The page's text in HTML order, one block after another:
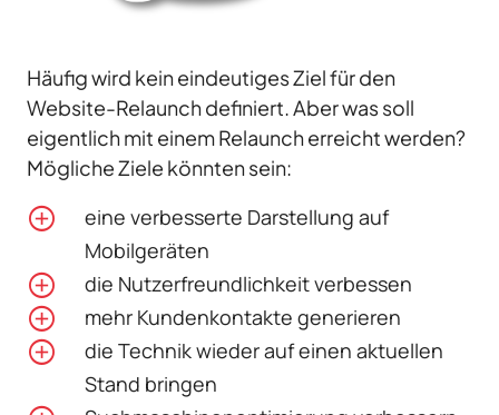
Häufig wird kein eindeutiges Ziel für den
Website-Relaunch definiert. Aber was soll
eigentlich mit einem Relaunch erreicht werden?
Mögliche Ziele könnten sein:
eine verbesserte Darstellung auf
Mobilgeräten
die Nutzerfreundlichkeit verbessen
mehr Kundenkontakte generieren
die Technik wieder auf einen aktuellen
Stand bringen